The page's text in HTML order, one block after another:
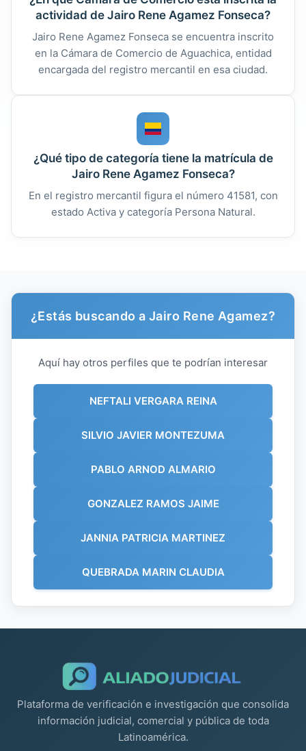
actividad de Jairo Rene Agamez Fonseca?
Jairo Rene Agamez Fonseca se encuentra inscrito
en la Cámara de Comercio de Aguachica, entidad
encargada del registro mercantil en esa ciudad.
¿Qué tipo de categoría tiene la matrícula de
Jairo Rene Agamez Fonseca?
En el registro mercantil figura el número 41581, con
estado Activa y categoría Persona Natural.
¿Estás buscando a Jairo Rene Agamez?
Aquí hay otros perfiles que te podrían interesar
NEFTALI VERGARA REINA
SILVIO JAVIER MONTEZUMA
PABLO ARNOD ALMARIO
GONZALEZ RAMOS JAIME
JANNIA PATRICIA MARTINEZ
QUEBRADA MARIN CLAUDIA
Plataforma de verificación e investigación que consolida
información judicial, comercial y pública de toda
Latinoamérica.